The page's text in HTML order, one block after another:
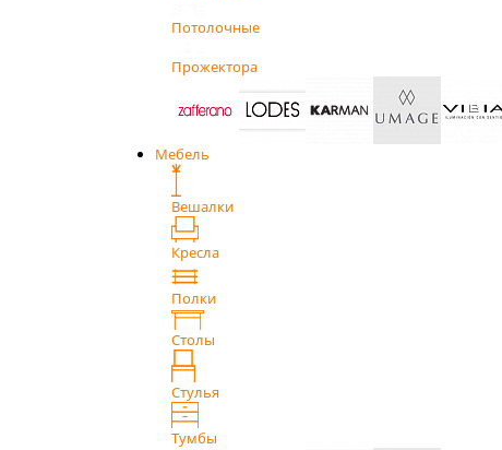
Потолочные
Прожектора
Мебель
Вешалки
Кресла
Полки
Столы
Стулья
Тумбы